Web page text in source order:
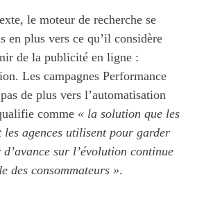
le moteur de recherche se
en plus vers ce qu’il considère
de la publicité en ligne :
Les campagnes Performance
de plus vers l’automatisation
comme « la solution que les
les agences utilisent pour garder
sur l’évolution continue
des consommateurs ».